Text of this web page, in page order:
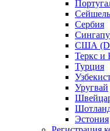
Сербия
США
Теркс и
Турция
Уругвай
Эстония